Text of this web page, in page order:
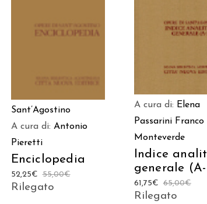
AGGIUNGI AL
Sant’Agostino
A cura di: Antonio
Pieretti
Enciclopedia
55,00€
52,25€
Rilegato
AGGIUNGI AL
CARRELLO
A cura di: Elena
Passarini Franco
Monteverde
Indice
generale
65,00€
61,75€
Rilegato